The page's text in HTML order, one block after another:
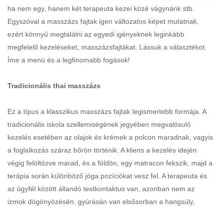
ha nem egy, hanem két terapeuta kezei közé vágynánk stb.
Egyszóval a masszázs fajtak igen változatos képet mutatnak,
ezért könnyű megtalálni az egyedi igényeknek leginkább
megfelelő kezeléseket, masszázsfajtákat. Lássuk a választékot.
Íme a menü és a legfinomabb fogások!
Tradicionális thai masszázs
Ez a típus a klasszikus masszázs fajtak legismertebb formája. A
tradicionális iskola szellemiségének jegyében megvalósuló
kezelés esetében az olajok és krémek a polcon maradnak, vagyis
a foglalkozás száraz bőrön történik. A kliens a kezelés idején
végig felöltözve marad, és a földön, egy matracon fekszik, majd a
terápia során különböző jóga pozíciókat vesz fel. A terapeuta és
az ügyfél között állandó testkontaktus van, azonban nem az
izmok dögönyözésén, gyúrásán van elsősorban a hangsúly,